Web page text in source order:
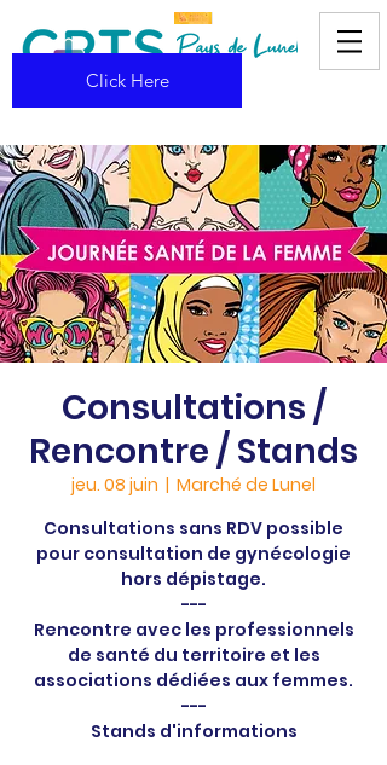
Click Here
Consultations /
Rencontre / Stands
jeu. 08 juin
  |
Marché de Lunel
Consultations sans RDV possible
pour consultation de gynécologie
hors dépistage.
---
Rencontre avec les professionnels
de santé du territoire et les
associations dédiées aux femmes.
---
Stands d'informations